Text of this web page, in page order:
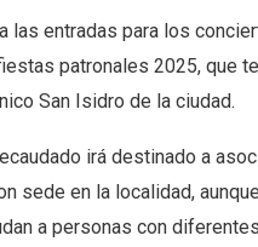
las entradas para los
patronales 2025, que
San Isidro de la ciudad.
irá destinado a
sede en la localidad,
a personas con diferentes